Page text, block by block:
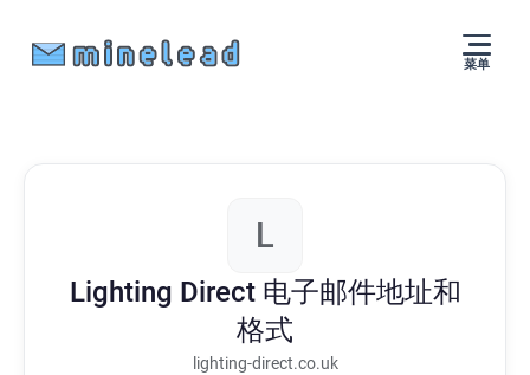
菜单
L
Lighting Direct 电子邮件地址和
格式
lighting-direct.co.uk